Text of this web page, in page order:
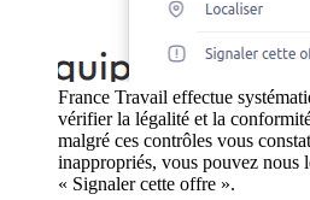
France Travail effectue
vérifier la légalité et la
malgré ces contrôles vous
inappropriés, vous pouvez nous
« Signaler cette offre ».